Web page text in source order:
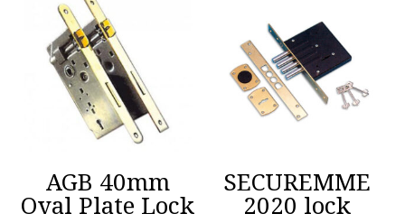
AGB 40mm
Oval Plate Lock
SECUREMME
2020 lock